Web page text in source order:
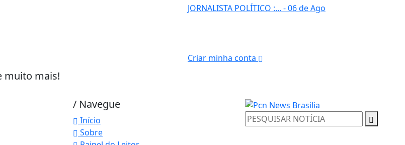
JORNALISTA POLÍTICO :... - 06 de Ago
muito mais!
Criar minha conta
/ Navegue
Início
Sobre